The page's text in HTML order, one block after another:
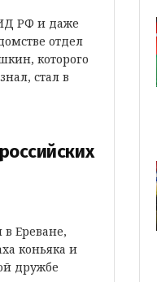
РФ и даже
отдел
которого
стал в
в Ереване,
коньяка и
дружбе